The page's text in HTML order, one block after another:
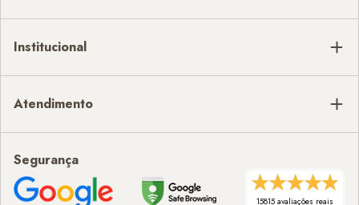
Institucional
Atendimento
Segurança
15815 avaliações reais